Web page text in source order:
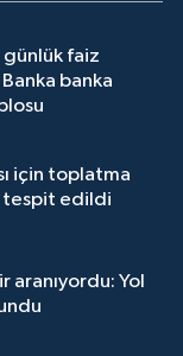
günlük faiz
banka
için toplatma
tespit edildi
aranıyordu: Yol